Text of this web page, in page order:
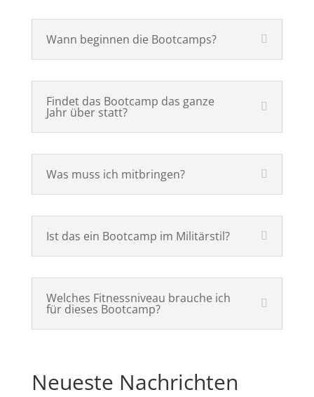
Wann beginnen die Bootcamps?
Findet das Bootcamp das ganze
Jahr über statt?
Was muss ich mitbringen?
Ist das ein Bootcamp im Militärstil?
Welches Fitnessniveau brauche ich
für dieses Bootcamp?
Neueste Nachrichten